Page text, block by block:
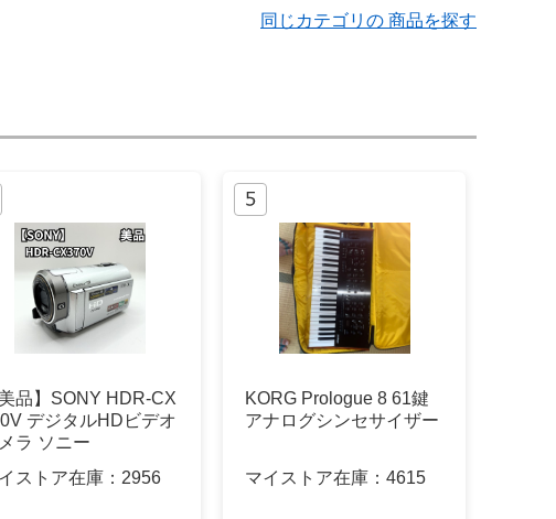
同じカテゴリの 商品を探す
美品】SONY HDR-CX
デジタルHDビデオ
ラ ソニー
ストア在庫： 2956
KORG Prologue 8 61鍵
アナログシンセサイザー
マイストア在庫： 4615